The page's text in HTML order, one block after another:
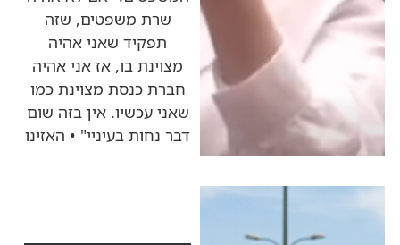
שרת משפטים, שזה
תפקיד שאני אהיה
מצוינת בו, אז אני אהיה
חברת כנסת מצוינת כמו
שאני עכשיו. אין בזה שום
דבר נחות בעיניי" • האזינו